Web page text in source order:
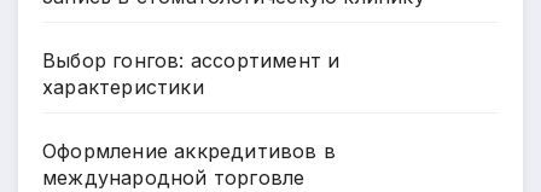
Выбор гонгов: ассортимент и
характеристики
Оформление аккредитивов в
международной торговле